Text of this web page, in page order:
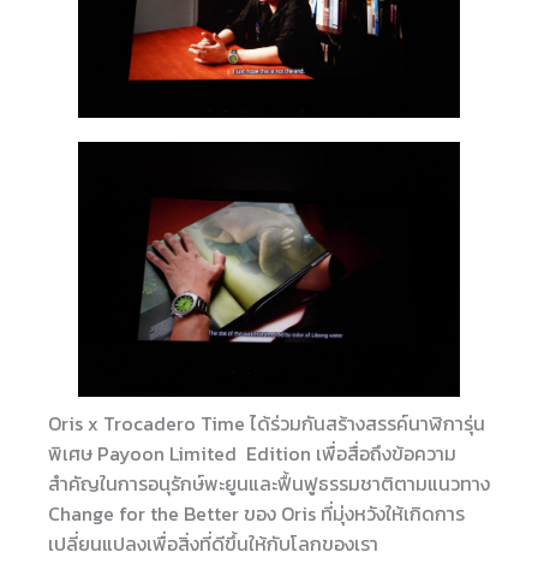
Oris x Trocadero Time ได้ร่วมกันสร้างสรรค์นาฬิการุ่น
พิเศษ Payoon Limited Edition เพื่อสื่อถึงข้อความ
สำคัญในการอนุรักษ์พะยูนและฟื้นฟูธรรมชาติตามแนวทาง
Change for the Better ของ Oris ที่มุ่งหวังให้เกิดการ
เปลี่ยนแปลงเพื่อสิ่งที่ดีขึ้นให้กับโลกของเรา